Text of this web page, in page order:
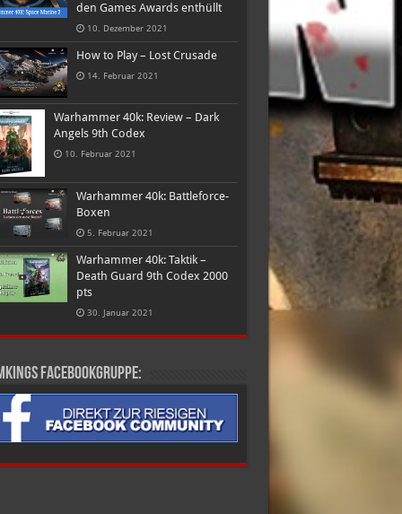
den Games Awards enthüllt
10. Dezember 2021
How to Play – Lost Crusade
14. Februar 2021
Warhammer 40k: Review – Dark
Angels 9th Codex
10. Februar 2021
Warhammer 40k: Battleforce-
Boxen
5. Februar 2021
Warhammer 40k: Taktik –
Death Guard 9th Codex 2000
pts
30. Januar 2021
Facebookgruppe: